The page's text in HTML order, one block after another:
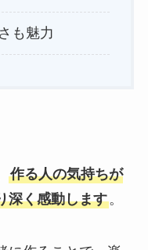
も魅力
作る人の気持ちが
深く感動します。